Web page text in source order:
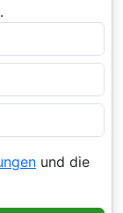
und die